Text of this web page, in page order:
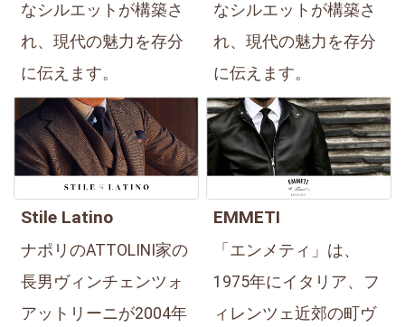
なシルエットが構築さ
れ、現代の魅力を存分
に伝えます。
なシルエットが構築さ
れ、現代の魅力を存分
に伝えます。
Stile Latino
ナポリのATTOLINI家の
長男ヴィンチェンツォ
アットリーニが2004年
EMMETI
「エンメティ」は、
1975年にイタリア、フ
ィレンツェ近郊の町ヴ